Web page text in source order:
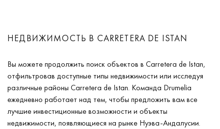
НЕДВИЖИМОСТЬ В CARRETERA DE ISTAN
Вы можете продолжить поиск объектов в Carretera de Istan,
отфильтровав доступные типы недвижимости или исследуя
различные районы Carretera de Istan. Команда Drumelia
ежедневно работает над тем, чтобы предложить вам все
лучшие инвестиционные возможности и объекты
недвижимости, появляющиеся на рынке Нуэва-Андалусии.